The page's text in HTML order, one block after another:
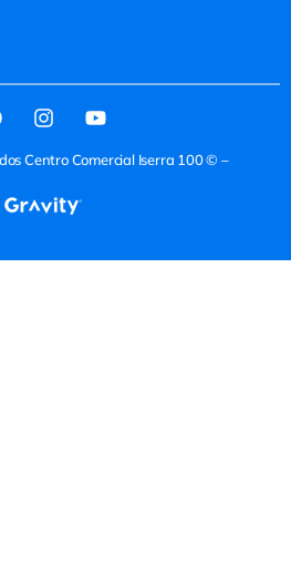
Centro Comercial Iserra 100 © –